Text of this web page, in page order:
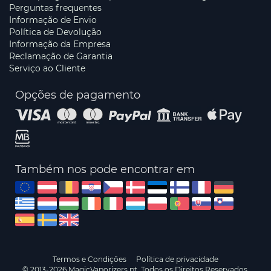
Perguntas frequentes
Informação de Envio
Política de Devolução
Informação da Empresa
Reclamação de Garantia
Serviço ao Cliente
Opções de pagamento
Também nos pode encontrar em
Termos e Condições
Política de privacidade